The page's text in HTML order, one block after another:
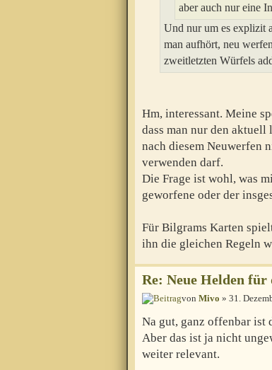
aber auch nur eine
Und nur um es explizit
man aufhört, neu
zweitletzten Würfels
Hm, interessant. Meine
dass man nur den
nach diesem Neuwerfen
verwenden darf.
Die Frage ist wohl, was
geworfene oder der
Für Bilgrams Karten
ihn die gleichen Regeln
Re: Neue Helden
von Mivo » 31.
Na gut, ganz offenbar ist
Aber das ist ja nicht
weiter relevant.